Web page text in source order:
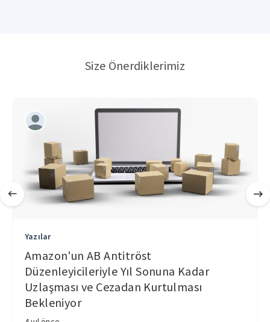
Size Önerdiklerimiz
Yazılar
Amazon'un AB Antitröst
Düzenleyicileriyle Yıl Sonuna Kadar
Uzlaşması ve Cezadan Kurtulması
Bekleniyor